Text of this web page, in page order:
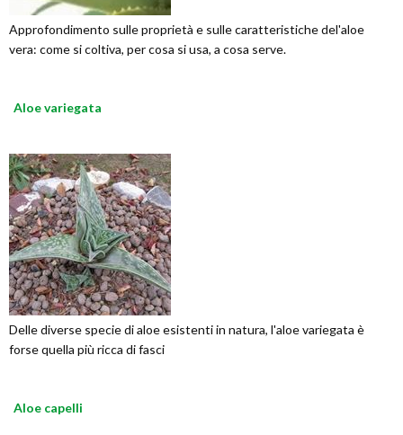
Approfondimento sulle proprietà e sulle caratteristiche del'aloe
vera: come si coltiva, per cosa si usa, a cosa serve.
Aloe variegata
Delle diverse specie di aloe esistenti in natura, l'aloe variegata è
forse quella più ricca di fasci
Aloe capelli